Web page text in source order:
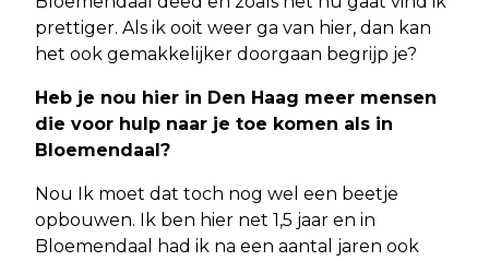
prettiger. Als ik ooit weer ga van hier, dan kan
het ook gemakkelijker doorgaan begrijp je?
Heb je nou hier in Den Haag meer mensen
die voor hulp naar je toe komen als in
Bloemendaal?
Nou Ik moet dat toch nog wel een beetje
opbouwen. Ik ben hier net 1,5 jaar en in
Bloemendaal had ik na een aantal jaren ook